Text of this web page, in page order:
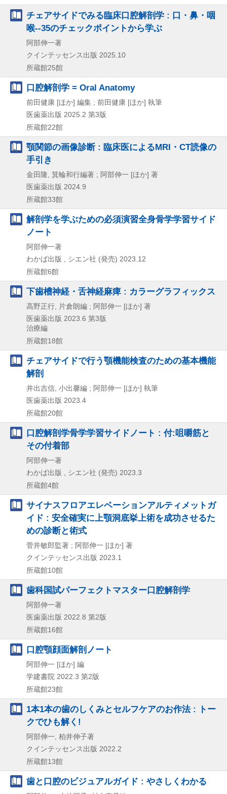
チェアサイドでみる臨床口腔解剖学 : 口・鼻・咽
喉--35のチェックポイントから学ぶ
阿部伸一著
クインテッセンス出版 2025.10
所蔵館25館
口腔解剖学 = Oral Anatomy
前田健康 [ほか] 編集 ; 前田健康 [ほか] 執筆
医歯薬出版 2025.2 第3版
所蔵館22館
顎関節の画像診断 : 臨床医によるMRI・CT読像の
手引き
金田隆, 箕輪和行編著 ; 阿部伸一 [ほか] 著
医歯薬出版 2024.9
所蔵館33館
解剖学を学ぶための必須演習全身骨学学習サイド
ノート
阿部伸一著
わかば出版 , シエン社 (発売) 2023.12
所蔵館6館
下歯槽神経・舌神経麻痺 : カラーグラフィックス
高野正行, 片倉朗編 ; 阿部伸一 [ほか] 著
医歯薬出版 2023.6 第3版
治療編
所蔵館18館
チェアサイドで行う顎機能検査のための基本機能
解剖
井出吉信, 小出馨編 ; 阿部伸一 [ほか] 執筆
医歯薬出版 2023.4
所蔵館20館
口腔解剖学骨学学習サイドノート : 付:咀嚼筋と
その付着部
阿部伸一著
わかば出版 , シエン社 (発売) 2023.3
所蔵館4館
サイナスフロアエレベーションアルティメットガ
イド : 安全確実に上顎洞底挙上術を成功させるた
めの診断と術式
菅井敏郎監著 ; 阿部伸一 [ほか] 著
クインテッセンス出版 2023.1
所蔵館10館
歯科国試パーフェクトマスター口腔解剖学
阿部伸一著
医歯薬出版 2022.8 第2版
所蔵館16館
口腔顎顔面解剖ノート
阿部伸一 [ほか] 編
学建書院 2022.3 第2版
所蔵館23館
1本1本の歯のしくみとセルフケアのお作法 : トー
クでひも解く!
阿部伸一, 柏井伸子著
クインテッセンス出版 2022.2
所蔵館13館
歯と口腔のビジュアルガイド : やさしくわかる